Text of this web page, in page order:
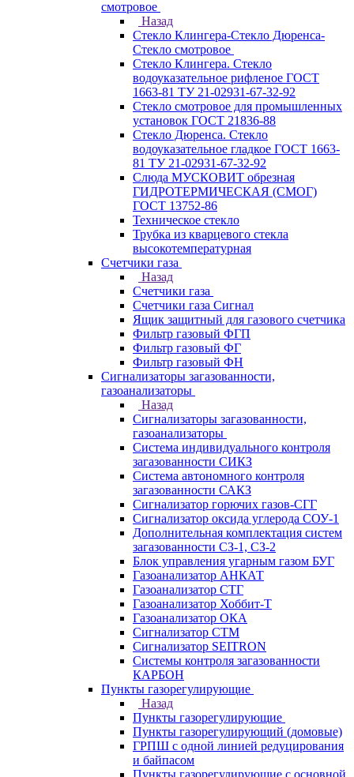
смотровое
Назад
Стекло Клингера-Стекло Дюренса-
Стекло смотровое
Стекло Клингера. Стекло
водоуказательное рифленое ГОСТ
1663-81 ТУ 21-02931-67-32-92
Стекло смотровое для промышленных
установок ГОСТ 21836-88
Стекло Дюренса. Стекло
водоуказательное гладкое ГОСТ 1663-
81 ТУ 21-02931-67-32-92
Слюда МУСКОВИТ обрезная
ГИДРОТЕРМИЧЕСКАЯ (СМОГ)
ГОСТ 13752-86
Техническое стекло
Трубка из кварцевого стекла
высокотемпературная
Счетчики газа
Назад
Счетчики газа
Счетчики газа Сигнал
Ящик защитный для газового счетчика
Фильтр газовый ФГП
Фильтр газовый ФГ
Фильтр газовый ФН
Сигнализаторы загазованности,
газоанализаторы
Назад
Сигнализаторы загазованности,
газоанализаторы
Система индивидуального контроля
загазованности СИКЗ
Система автономного контроля
загазованности САКЗ
Сигнализатор горючих газов-СГГ
Сигнализатор оксида углерода СОУ-1
Дополнительная комплектация систем
загазованности СЗ-1, СЗ-2
Блок управления угарным газом БУГ
Газоанализатор АНКАТ
Газоанализатор СТГ
Газоанализатор Хоббит-Т
Газоанализатор ОКА
Сигнализатор СТМ
Сигнализатор SEITRON
Системы контроля загазованности
КАРБОН
Пункты газорегулирующие
Назад
Пункты газорегулирующие
Пункты газорегулирующий (домовые)
ГРПШ с одной линией редуцирования
и байпасом
Пункты газорегулирующие с основной